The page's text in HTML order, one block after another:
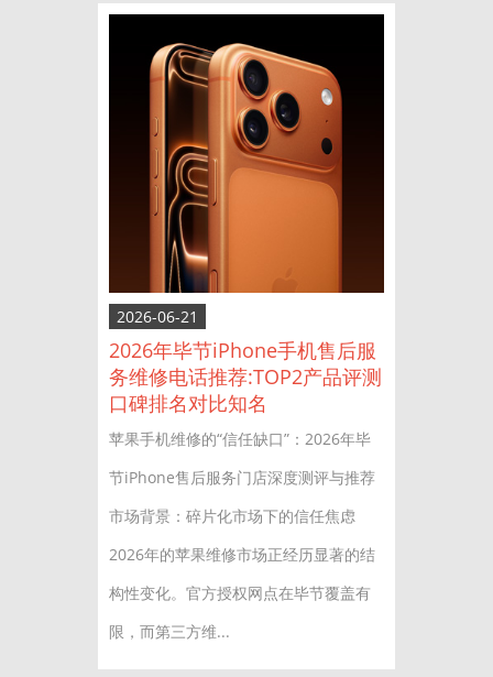
2026-06-21
2026年毕节iPhone手机售后服
务维修电话推荐:TOP2产品评测
口碑排名对比知名
苹果手机维修的“信任缺口”：2026年毕
节iPhone售后服务门店深度测评与推荐
市场背景：碎片化市场下的信任焦虑
2026年的苹果维修市场正经历显著的结
构性变化。官方授权网点在毕节覆盖有
限，而第三方维...